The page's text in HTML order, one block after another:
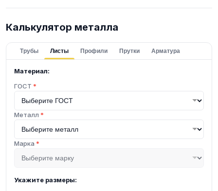
Калькулятор металла
Трубы Листы Профили Прутки Арматура
Материал:
ГОСТ *
Металл *
Марка *
Укажите размеры: